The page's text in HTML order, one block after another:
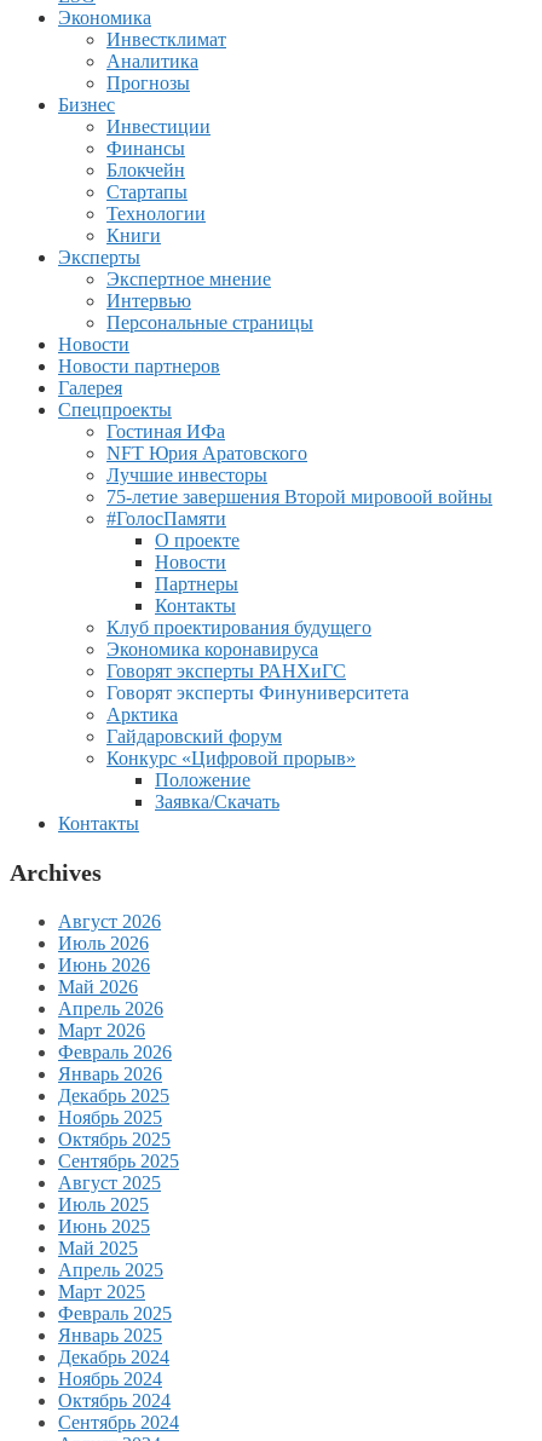
Экономика
Инвестклимат
Аналитика
Прогнозы
Бизнес
Инвестиции
Финансы
Блокчейн
Стартапы
Технологии
Книги
Эксперты
Экспертное мнение
Интервью
Персональные страницы
Новости
Новости партнеров
Галерея
Спецпроекты
Гостиная ИФа
NFT Юрия Аратовского
Лучшие инвесторы
75-летие завершения Второй мировоой войны
#ГолосПамяти
О проекте
Новости
Партнеры
Контакты
Клуб проектирования будущего
Экономика коронавируса
Говорят эксперты РАНХиГС
Говорят эксперты Финуниверситета
Арктика
Гайдаровский форум
Конкурс «Цифровой прорыв»
Положение
Заявка/Скачать
Контакты
Archives
Август 2026
Июль 2026
Июнь 2026
Май 2026
Апрель 2026
Март 2026
Февраль 2026
Январь 2026
Декабрь 2025
Ноябрь 2025
Октябрь 2025
Сентябрь 2025
Август 2025
Июль 2025
Июнь 2025
Май 2025
Апрель 2025
Март 2025
Февраль 2025
Январь 2025
Декабрь 2024
Ноябрь 2024
Октябрь 2024
Сентябрь 2024